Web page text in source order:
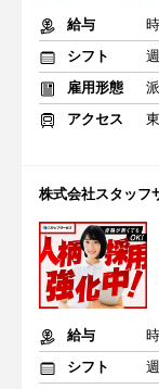
給与
シフト
雇用形態
アクセス
株式会社スタッフ
給与
シフト